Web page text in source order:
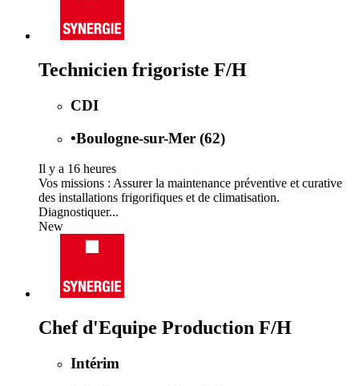
Technicien frigoriste F/H
CDI
•Boulogne-sur-Mer (62)
Il y a 16 heures
Vos missions : Assurer la maintenance préventive et curative
des installations frigorifiques et de climatisation.
Diagnostiquer...
New
Chef d'Equipe Production F/H
Intérim